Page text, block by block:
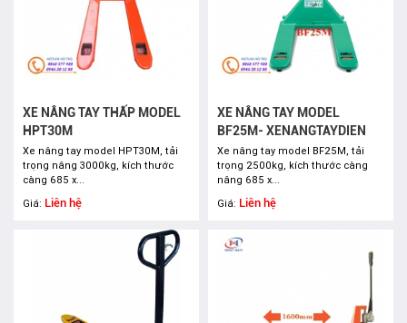
XE NÂNG TAY THẤP MODEL
HPT30M
Xe nâng tay model HPT30M, tải
trọng nâng 3000kg, kích thước
càng 685 x...
Giá: Liên hệ
XE NÂNG TAY MODEL
BF25M- XENANGTAYDIEN
Xe nâng tay model BF25M, tải
trọng 2500kg, kích thước càng
nâng 685 x...
Giá: Liên hệ